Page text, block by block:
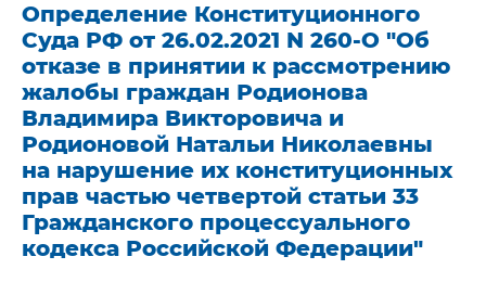
Определение Конституционного
Суда РФ от 26.02.2021 N 260-О "Об
отказе в принятии к рассмотрению
жалобы граждан Родионова
Владимира Викторовича и
Родионовой Натальи Николаевны
на нарушение их конституционных
прав частью четвертой статьи 33
Гражданского процессуального
кодекса Российской Федерации"